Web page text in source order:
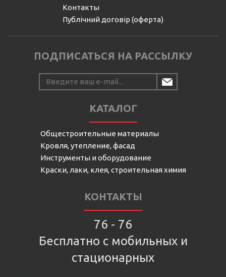
Контакты
Публічний договір (оферта)
ПОДПИСАТЬСЯ НА РАССЫЛКУ
КАТАЛОГ
Общестроительные материалы
Кровля, утепление, фасад
Инструменты и оборудование
Краски, лаки, клея, строительная химия
КОНТАКТЫ
76 - 76
Бесплатно с мобильных и
стационарных